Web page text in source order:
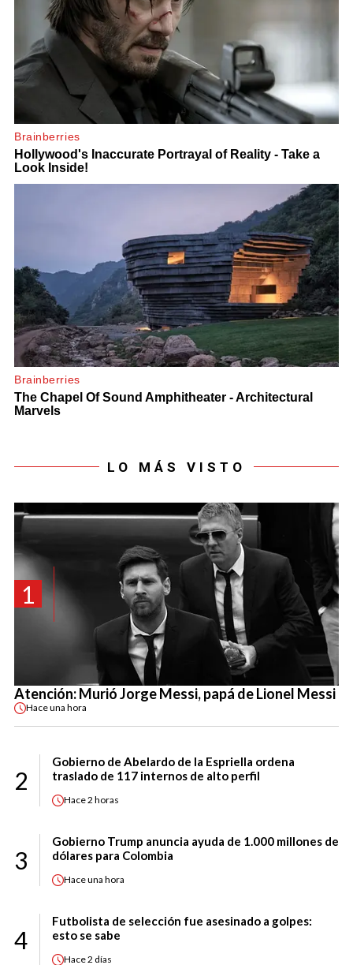
LO MÁS VISTO
1
Atención: Murió Jorge Messi, papá de Lionel Messi
Haceuna hora
2
Gobierno de Abelardo de la Espriella ordena
traslado de 117 internos de alto perfil
Hace2 horas
3
Gobierno Trump anuncia ayuda de 1.000 millones de
dólares para Colombia
Haceuna hora
4
Futbolista de selección fue asesinado a golpes:
esto se sabe
Hace2 días